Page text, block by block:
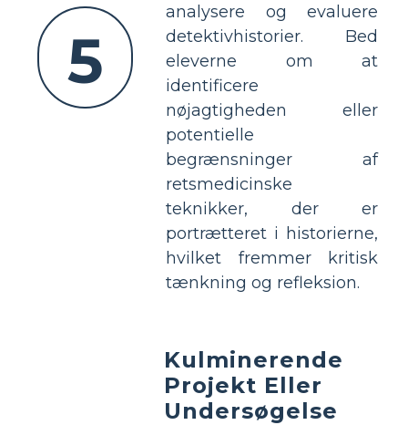
5
analysere og evaluere
detektivhistorier. Bed
eleverne om at
identificere
nøjagtigheden eller
potentielle
begrænsninger af
retsmedicinske
teknikker, der er
portrætteret i historierne,
hvilket fremmer kritisk
tænkning og refleksion.
Kulminerende
Projekt Eller
Undersøgelse